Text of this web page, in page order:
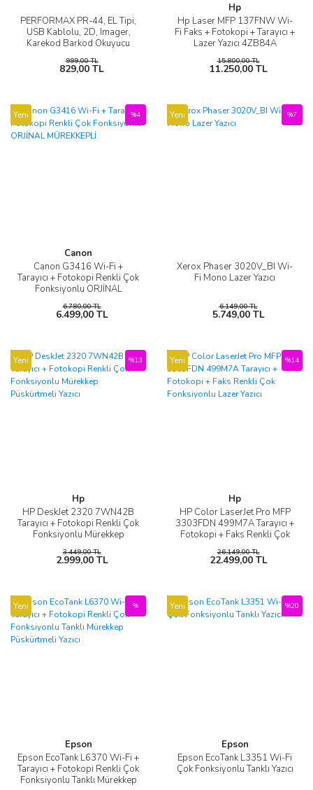
PERFORMAX PR-44, EL Tipi,
USB Kablolu, 2D, Imager,
Karekod Barkod Okuyucu
999,00 TL
829,00 TL
Hp
Hp Laser MFP 137FNW Wi-
Fi Faks + Fotokopi + Tarayıcı +
Lazer Yazıcı 4ZB84A
15.800,00 TL
11.250,00 TL
Yeni
Canon
Canon G3416 Wi-Fi +
Tarayıcı + Fotokopi Renkli Çok
Fonksiyonlu ORJİNAL
%4
6.780,00 TL
6.499,00 TL
Yeni
Xerox Phaser 3020V_BI Wi-
Fi Mono Lazer Yazıcı
%7
6.149,00 TL
5.749,00 TL
Yeni
Hp
HP DeskJet 2320 7WN42B
Tarayıcı + Fotokopi Renkli Çok
Fonksiyonlu Mürekkep
%13
3.449,00 TL
2.999,00 TL
Yeni
Hp
HP Color LaserJet Pro MFP
3303FDN 499M7A Tarayıcı +
Fotokopi + Faks Renkli Çok
%14
26.149,00 TL
22.499,00 TL
Yeni
Epson
Epson EcoTank L6370 Wi-Fi +
Tarayıcı + Fotokopi Renkli Çok
Fonksiyonlu Tanklı Mürekkep
% Yeni
Epson
Epson EcoTank L3351 Wi-Fi
Çok Fonksiyonlu Tanklı Yazıcı
%20